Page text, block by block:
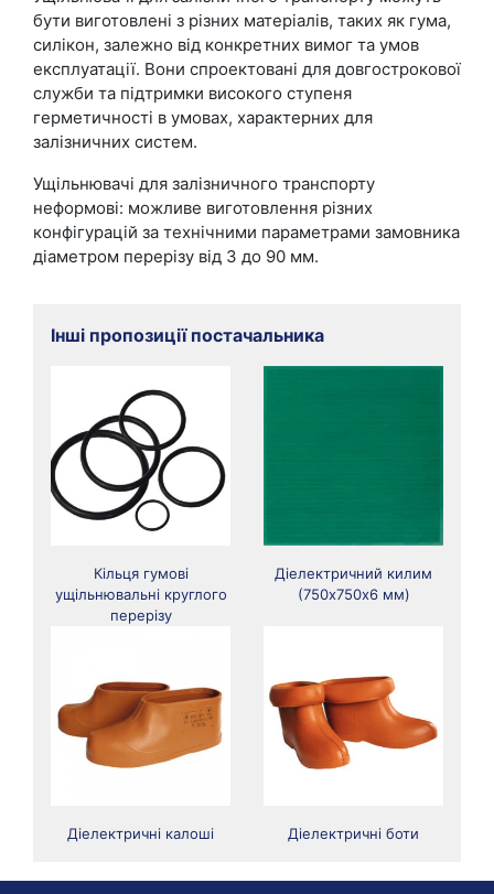
бути виготовлені з різних матеріалів, таких як гума,
силікон, залежно від конкретних вимог та умов
експлуатації. Вони спроектовані для довгострокової
служби та підтримки високого ступеня
герметичності в умовах, характерних для
залізничних систем.
Ущільнювачі для залізничного транспорту
неформові: можливе виготовлення різних
конфігурацій за технічними параметрами замовника
діаметром перерізу від 3 до 90 мм.
Інші пропозиції постачальника
Кільця гумові
ущільнювальні круглого
перерізу
Діелектричний килим
(750х750х6 мм)
Діелектричні калоші Діелектричні боти